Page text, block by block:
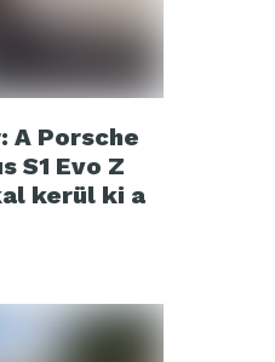
A Porsche
S1 Evo Z
kerül ki a